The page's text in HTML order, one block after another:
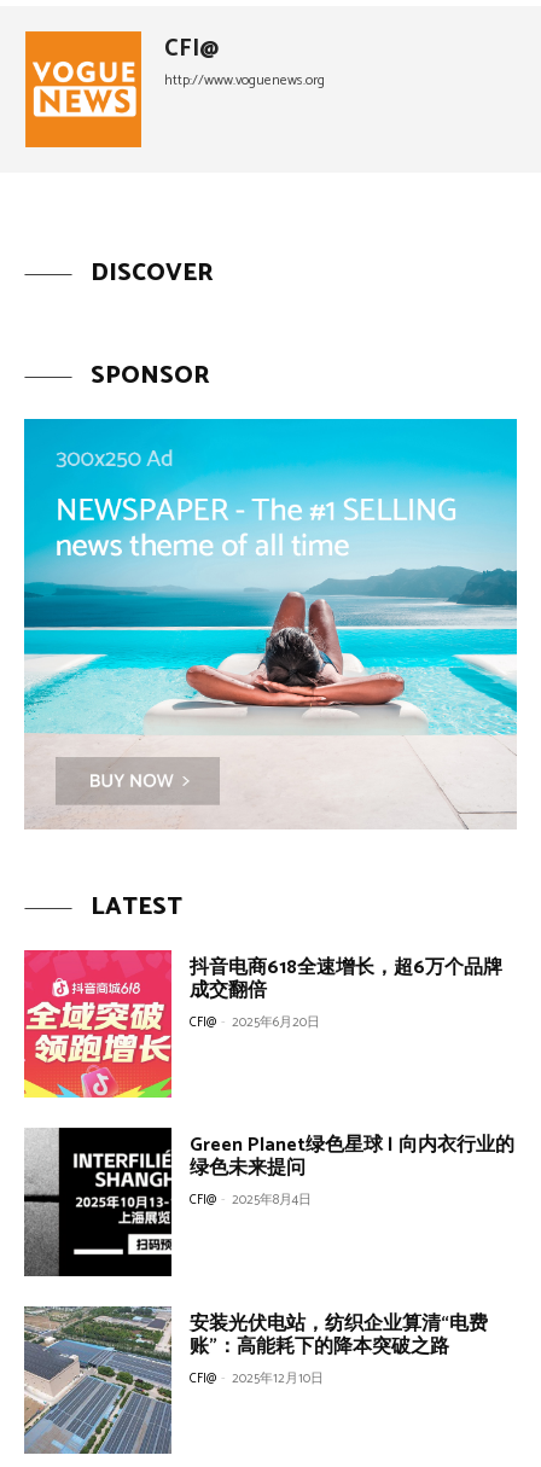
CFI@
http://www.voguenews.org
DISCOVER
SPONSOR
LATEST
抖音电商618全速增长，超6万个品牌
成交翻倍
CFI@ - 2025年6月20日
Green Planet绿色星球 | 向内衣行业的
绿色未来提问
CFI@ - 2025年8月4日
安装光伏电站，纺织企业算清“电费
账”：高能耗下的降本突破之路
CFI@ - 2025年12月10日